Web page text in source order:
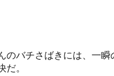
のバチさばきには、一瞬
だ。